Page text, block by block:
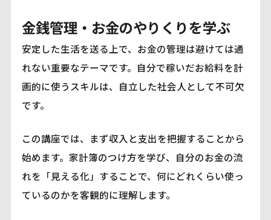
金銭管理・お金のやりくりを学ぶ
安定した生活を送る上で、お金の管理は避けては通
れない重要なテーマです。自分で稼いだお給料を計
画的に使うスキルは、自立した社会人として不可欠
です。
この講座では、まず収入と支出を把握することから
始めます。家計簿のつけ方を学び、自分のお金の流
れを「見える化」することで、何にどれくらい使っ
ているのかを客観的に理解します。